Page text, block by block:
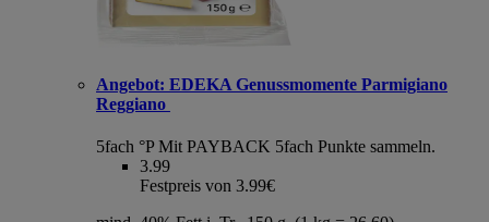
Angebot: EDEKA Genussmomente Parmigiano
Reggiano
5fach °P Mit PAYBACK 5fach Punkte sammeln.
3.99
Festpreis von 3.99€